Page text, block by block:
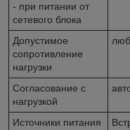
- при питании от
сетевого блока
Допустимое
сопротивление
нагрузки
Согласование с
нагрузкой
Источники питания